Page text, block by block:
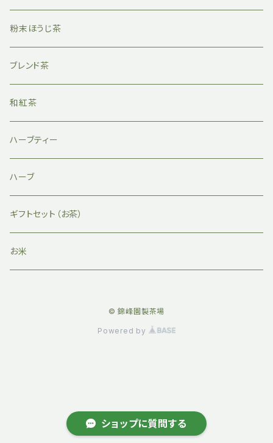
ショップに質問する
粉末ほうじ茶
ブレンド茶
和紅茶
ハーブティー
ハーブ
ギフトセット（お茶）
お米
© 錦峰園製茶場
Powered by